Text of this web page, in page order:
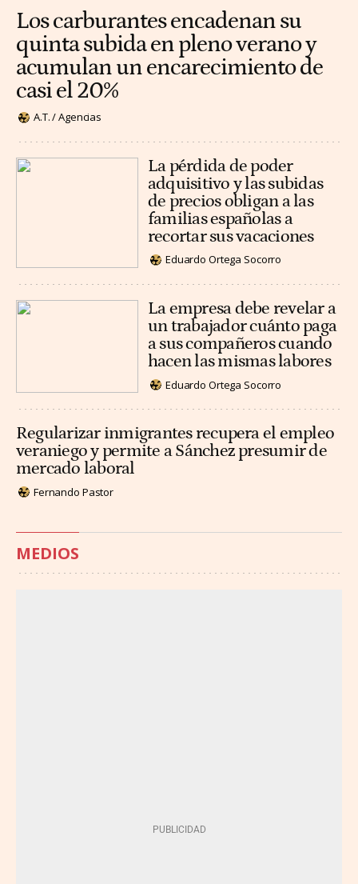
Los carburantes encadenan su
quinta subida en pleno verano y
acumulan un encarecimiento de
casi el 20%
A.T. / Agencias
La pérdida de poder
adquisitivo y las subidas
de precios obligan a las
familias españolas a
recortar sus vacaciones
Eduardo Ortega Socorro
La empresa debe revelar a
un trabajador cuánto paga
a sus compañeros cuando
hacen las mismas labores
Eduardo Ortega Socorro
Regularizar inmigrantes recupera el empleo
veraniego y permite a Sánchez presumir de
mercado laboral
Fernando Pastor
MEDIOS